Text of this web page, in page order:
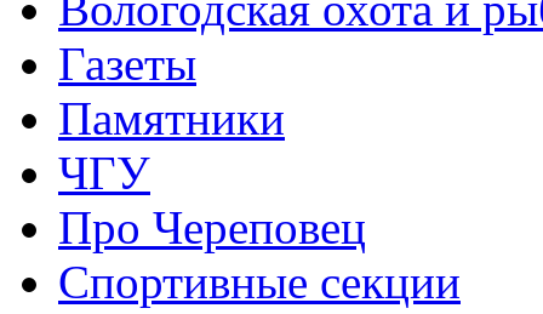
Газеты
Памятники
ЧГУ
Про Череповец
Спортивные секции